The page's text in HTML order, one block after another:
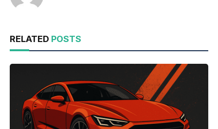
RELATED POSTS